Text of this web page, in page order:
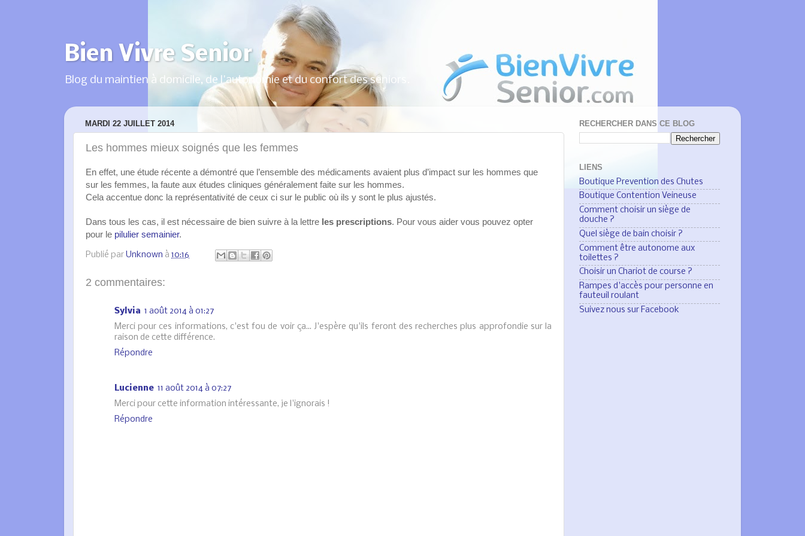
Bien Vivre Senior
Blog du maintien à domicile, de l'autonomie et du confort des seniors.
MARDI 22 JUILLET 2014
Les hommes mieux soignés que les femmes
En effet, une étude récente a démontré que l’ensemble des médicaments avaient plus d’impact sur les hommes que
sur les femmes, la faute aux études cliniques généralement faite sur les hommes.
Cela accentue donc la représentativité de ceux ci sur le public où ils y sont le plus ajustés.
Dans tous les cas, il est nécessaire de bien suivre à la lettre les prescriptions. Pour vous aider vous pouvez opter
pour le pilulier semainier.
Publié par Unknown à 10:16
2 commentaires:
Sylvia 1 août 2014 à 01:27
Merci pour ces informations, c'est fou de voir ça... J'espère qu'ils feront des recherches plus approfondie sur la
raison de cette différence.
Répondre
Lucienne 11 août 2014 à 07:27
Merci pour cette information intéressante, je l'ignorais !
Répondre
RECHERCHER DANS CE BLOG
LIENS
Boutique Prevention des Chutes
Boutique Contention Veineuse
Comment choisir un siège de
douche ?
Quel siège de bain choisir ?
Comment être autonome aux
toilettes ?
Choisir un Chariot de course ?
Rampes d'accès pour personne en
fauteuil roulant
Suivez nous sur Facebook